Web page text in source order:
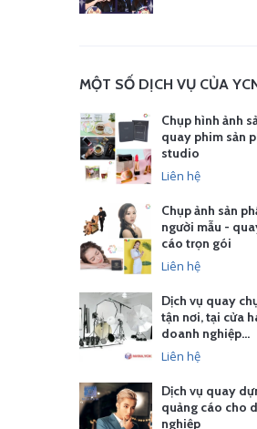
MỘT SỐ DỊCH VỤ CỦA
Chụp hình ảnh
quay phim sản
studio
Liên hệ
Chụp ảnh sản
người mẫu -
cáo trọn gói
Liên hệ
Dịch vụ quay
tận nơi, tại cửa
doanh nghiệp…
Liên hệ
Dịch vụ quay
quảng cáo cho
nghiệp